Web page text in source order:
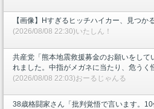
【画像】Hすぎるヒッチハイカー、見つか
(2026/08/08 22:30)いたしん！
共産党「熊本地震救援募金のお願いをして
れました。中指がメガネに当たり、危うく
(2026/08/08 22:03)おーるじゃんる
38歳格闘家さん「批判覚悟で言います。10